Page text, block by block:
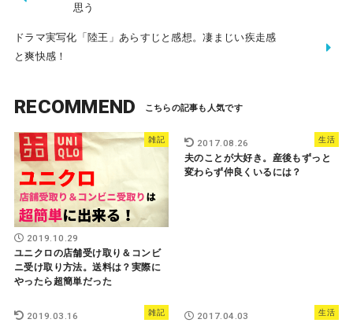
思う
ドラマ実写化「陸王」あらすじと感想。凄まじい疾走感
と爽快感！
RECOMMEND
雑記
2019.10.29
ユニクロの店舗受け取り＆コンビ
ニ受け取り方法。送料は？実際に
やったら超簡単だった
生活
2017.08.26
夫のことが大好き。産後もずっと
変わらず仲良くいるには？
雑記
2019.03.16
生活
2017.04.03